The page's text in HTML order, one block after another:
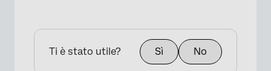
Ti è stato utile? Sì No